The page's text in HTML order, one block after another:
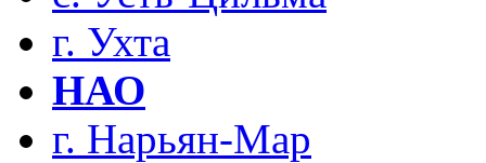
г. Ухта
НАО
г. Нарьян-Мар